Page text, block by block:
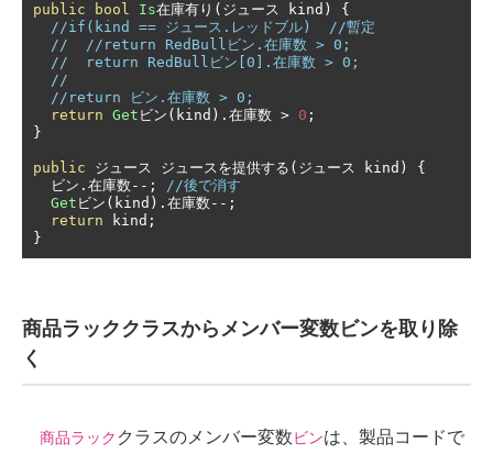
public bool Is在庫有り(ジュース kind )
{
//if(kind == ジュース.レッドブル)  //暫定
//  //return RedBullビン.在庫数 > 0;
//  return RedBullビン[0].在庫数 > 0;
//
//return ビン.在庫数 > 0;
return Get ビン( kind ).在庫数 > 0 ;
}
public ジュース ジュースを提供する(ジュース kind )
{
ビン.在庫数--;
//後で消す
Get ビン( kind ).在庫数--;
return kind ;
}
商品ラッククラスからメンバー変数ビンを取り除
く
商品ラック クラスのメンバー変数ビンは、製品コードで